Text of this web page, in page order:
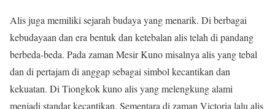
Alis juga memiliki sejarah budaya yang menarik. Di berbagai
kebudayaan dan era bentuk dan ketebalan alis telah di pandang
berbeda-beda. Pada zaman Mesir Kuno misalnya alis yang tebal
dan di pertajam di anggap sebagai simbol kecantikan dan
kekuatan. Di Tiongkok kuno alis yang melengkung alami
menjadi standar kecantikan. Sementara di zaman Victoria lalu alis